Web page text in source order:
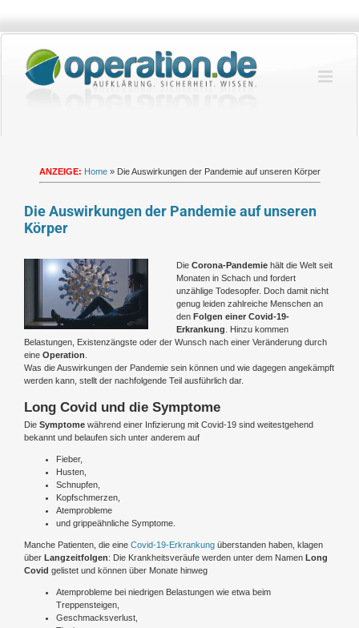
springen
ANZEIGE: Home» Die Auswirkungen der Pandemie auf unseren Körper
Die Auswirkungen der Pandemie auf unseren
Körper
grösseres
DieCorona-Pandemie hält die Welt seit
Monaten in Schach und fordert
unzählige Todesopfer. Doch damit nicht
genug leiden zahlreiche Menschen an
denFolgen einer Covid-19-
Erkrankung . Hinzu kommen
Belastungen, Existenzängste oder der Wunsch nach einer Veränderung durch
eine Operation
Was die Auswirkungen der Pandemie sein können und wie dagegen angekämpft
werden kann, stellt der nachfolgende Teil ausführlich dar.
Long Covid und die Symptome
Die Symptome während einer Infizierung mit Covid-19 sind weitestgehend
bekannt und belaufen sich unter anderem auf
Fieber,
Husten,
Schnupfen,
Kopfschmerzen,
Atemprobleme
und grippeähnliche Symptome.
Manche Patienten, die eine Covid-19-Erkrankung überstanden haben, klagen
über Langzeitfolgen: Die Krankheitsveräufe werden unter dem Namen Long
Covid gelistet und können über Monate hinweg
Atemprobleme bei niedrigen Belastungen wie etwa beim
Treppensteigen,
Geschmacksverlust,